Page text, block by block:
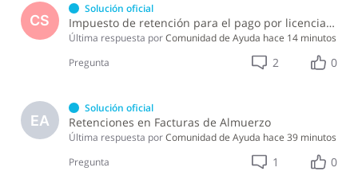
CS
Solución oficial
Impuesto de retención para el pago por licencia de software y soporte de software ?
Última respuesta porComunidad de Ayuda hace 14 minutos
Pregunta
2 0
EA
Solución oficial
Retenciones en Facturas de Almuerzo
Última respuesta porComunidad de Ayuda hace 39 minutos
Pregunta
1 0